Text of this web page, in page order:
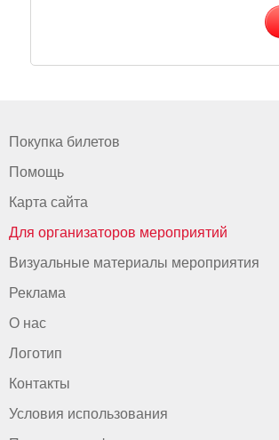
Покупка билетов
Помощь
Карта сайта
Для организаторов мероприятий
Визуальные материалы мероприятия
Реклама
О нас
Логотип
Контакты
Условия использования